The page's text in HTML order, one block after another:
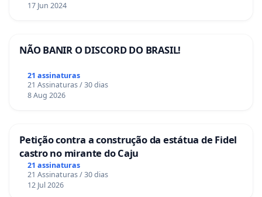
17 Jun 2024
NÃO BANIR O DISCORD DO BRASIL!
21 assinaturas
21 Assinaturas / 30 dias
8 Aug 2026
Petição contra a construção da estátua de Fidel
castro no mirante do Caju
21 assinaturas
21 Assinaturas / 30 dias
12 Jul 2026